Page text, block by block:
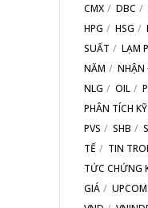
CMX
DBC
HPG
HSG
SUẤT
LẠM
NĂM
NHẬN
NLG
OIL
PHÂN TÍCH
PVS
SHB
TẾ
TIN
TỨC CHỨNG
GIÁ